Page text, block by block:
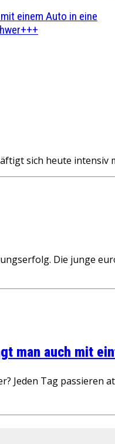
einem Auto in eine
sich heute
Die junge
man auch mit
Jeden Tag passieren